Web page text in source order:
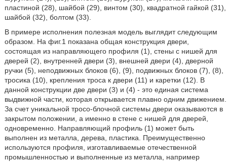
пластиной (28), шайбой (29), винтом (30), квадратной гайкой (31),
шайбой (32), болтом (33).
В примере исполнения полезная модель выглядит следующим
образом. На фиг.1 показана общая конструкция двери,
состоящая из направляющего профиля (1), стены с нишей для
дверей (2), внутренней двери (3), внешней двери (4), дверной
ручки (5), неподвижных блоков (6), (9), подвижных блоков (7), (8),
тросика (10), крепления троса к двери (11) и каретки (12). В
данной конструкции две двери (3) и (4) - это единая система
выдвижной части, которая открывается плавно одним движением.
За счет уникальной тросо-блочной системы двери оказываются в
закрытом положении, а именно в стене с нишей для дверей,
одновременно. Направляющий профиль (1) может быть
выполнен из металла, дерева, пластика. Преимущественно
используются профиля, изготавливаемые отечественной
промышленностью и выполненные из металла, например